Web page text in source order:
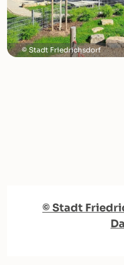
Stadt Friedrichsdorf
© Stadt